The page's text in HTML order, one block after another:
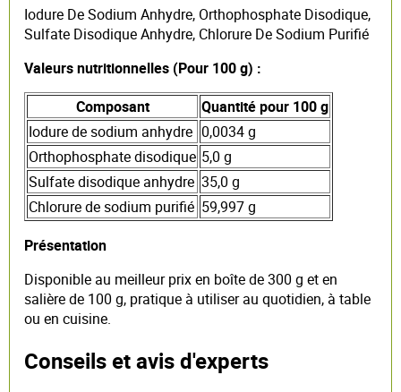
Iodure De Sodium Anhydre, Orthophosphate Disodique,
Sulfate Disodique Anhydre, Chlorure De Sodium Purifié
Valeurs nutritionnelles (Pour 100 g) :
Composant
Quantité pour 100 g
Iodure de sodium anhydre 0,0034 g
Orthophosphate disodique 5,0 g
Sulfate disodique anhydre 35,0 g
Chlorure de sodium purifié 59,997 g
Présentation
Disponible au meilleur prix en boîte de 300 g et en
salière de 100 g, pratique à utiliser au quotidien, à table
ou en cuisine.
Conseils et avis d'experts